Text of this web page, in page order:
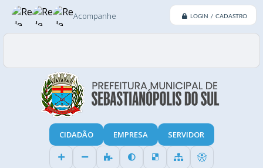
LOGIN / CADASTRO
Acompanhe
CIDADÃO EMPRESA SERVIDOR